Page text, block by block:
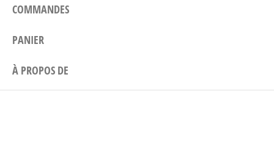
COMMANDES
PANIER
À PROPOS DE